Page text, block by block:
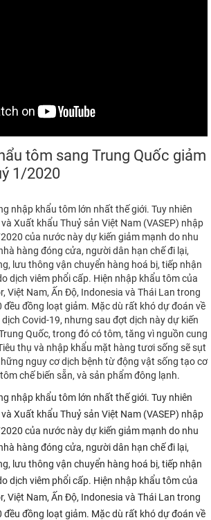
tôm sang Trung Quốc giảm
1/2020
nhập khẩu tôm lớn nhất thế giới. Tuy nhiên
Xuất khẩu Thuỷ sản Việt Nam (VASEP) nhập
của nước này dự kiến giảm mạnh do nhu
hàng đóng cửa, người dân hạn chế đi lại,
lưu thông vận chuyển hàng hoá bị, tiếp nhận
dịch viêm phổi cấp. Hiện nhập khẩu tôm của
Việt Nam, Ấn Độ, Indonesia và Thái Lan trong
đồng loạt giảm. Mặc dù rất khó dự đoán về
Covid-19, nhưng sau đợt dịch này dự kiến
Quốc, trong đó có tôm, tăng vì nguồn cung
thụ và nhập khẩu mặt hàng tươi sống sẽ sụt
nguy cơ dịch bệnh từ động vật sống tạo cơ
chế biến sẵn, và sản phẩm đông lạnh.
nhập khẩu tôm lớn nhất thế giới. Tuy nhiên
Xuất khẩu Thuỷ sản Việt Nam (VASEP) nhập
của nước này dự kiến giảm mạnh do nhu
hàng đóng cửa, người dân hạn chế đi lại,
lưu thông vận chuyển hàng hoá bị, tiếp nhận
dịch viêm phổi cấp. Hiện nhập khẩu tôm của
Việt Nam, Ấn Độ, Indonesia và Thái Lan trong
đồng loạt giảm. Mặc dù rất khó dự đoán về